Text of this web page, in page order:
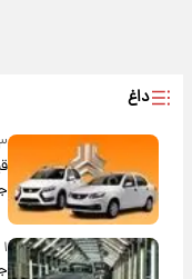
داغ
۲۳
۱ ساعت پیش